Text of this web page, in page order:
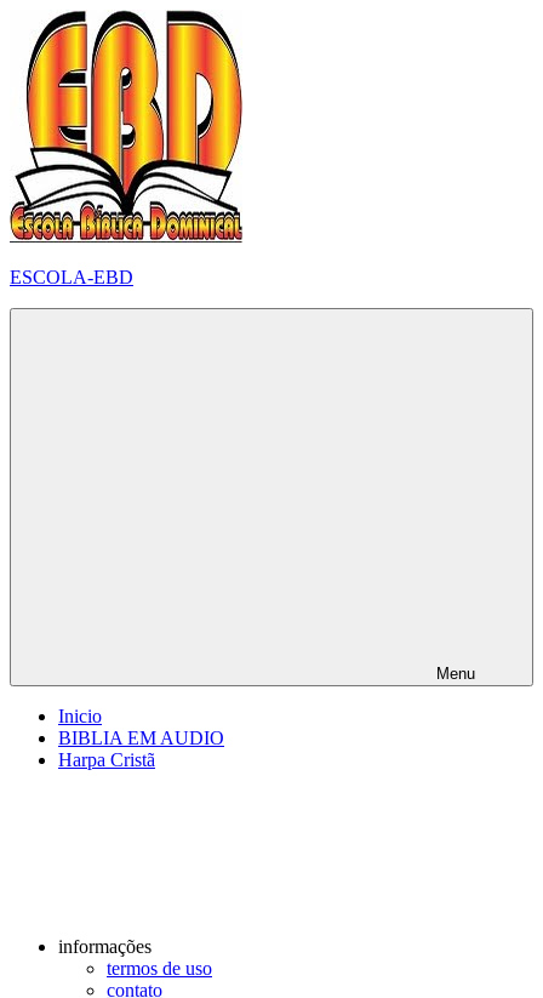
para
conteúdo
ESCOLA-EBD
Menu
Inicio
BIBLIA EM AUDIO
Harpa Cristã
informações
termos de uso
contato